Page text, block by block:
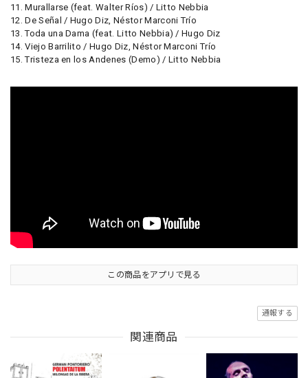
11. Murallarse (feat. Walter Ríos) / Litto Nebbia
12. De Señal / Hugo Diz, Néstor Marconi Trío
13. Toda una Dama (feat. Litto Nebbia) / Hugo Diz
14. Viejo Barrilito / Hugo Diz, Néstor Marconi Trío
15. Tristeza en los Andenes (Demo) / Litto Nebbia
この商品をアプリで見る
通報する
関連商品